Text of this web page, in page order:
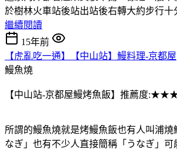
於樹林火車站後站出站後右轉大約步行十
繼續閱讀
15年前
【虎亂吃一通】【中山站】鰻料理-京都屋
鰻魚燒
【中山站-京都屋鰻烤魚飯】推薦度
所謂的鰻魚燒就是烤鰻魚飯也有人叫浦燒
なぎ」也有不少人直接簡稱「うなぎ」